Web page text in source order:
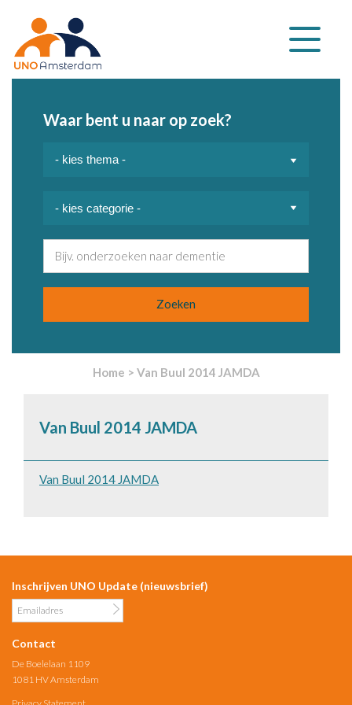
Klap
navigatie
Waar bent u naar op zoek?
Home > Van Buul 2014 JAMDA
Van Buul 2014 JAMDA
Van Buul 2014 JAMDA
Inschrijven UNO Update (nieuwsbrief)
Contact
De Boelelaan 1109
1081 HV Amsterdam
Privacy Statement